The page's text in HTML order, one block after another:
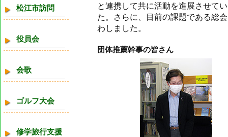
松江市訪問
役員会
会歌
ゴルフ大会
修学旅行支援
と連携して共に活動を進展させて
た。さらに、目前の課題である総
わしました。
団体推薦幹事の皆さん